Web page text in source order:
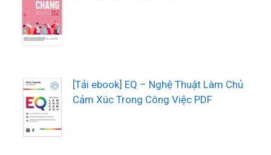
[Tải ebook] EQ – Nghệ Thuật Làm Chủ
Cảm Xúc Trong Công Việc PDF